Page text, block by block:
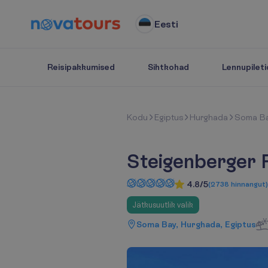
Eesti
Reisipakkumised Sihtkohad
Kodu Egiptus Hurghada Soma
Steigenberger
4.8/5(2738 hinnangut)
Jätkusuutlik valik
Soma Bay, Hurghada, Egiptus